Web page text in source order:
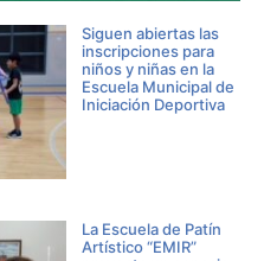
Siguen abiertas las
inscripciones para
niños y niñas en la
Escuela Municipal de
Iniciación Deportiva
La Escuela de Patín
Artístico “EMIR”